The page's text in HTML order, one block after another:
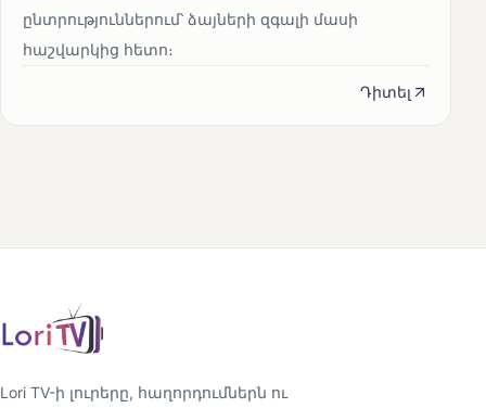
ընտրություններում՝ ձայների զգալի մասի
հաշվարկից հետո։
Դիտել
Lori TV-ի լուրերը, հաղորդումներն ու